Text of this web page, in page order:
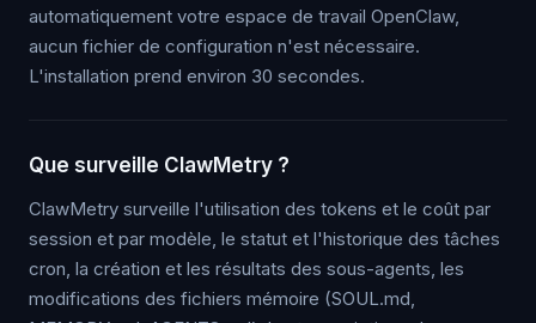
automatiquement votre espace de travail OpenClaw,
aucun fichier de configuration n'est nécessaire.
L'installation prend environ 30 secondes.
Que surveille ClawMetry ?
ClawMetry surveille l'utilisation des tokens et le coût par
session et par modèle, le statut et l'historique des tâches
cron, la création et les résultats des sous-agents, les
modifications des fichiers mémoire (SOUL.md,